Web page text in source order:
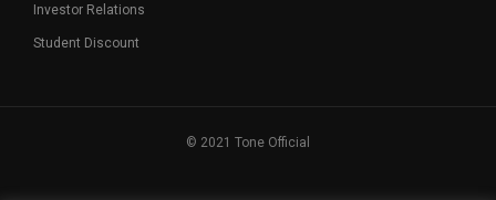
Investor Relations
Student Discount
© 2021 Tone Official